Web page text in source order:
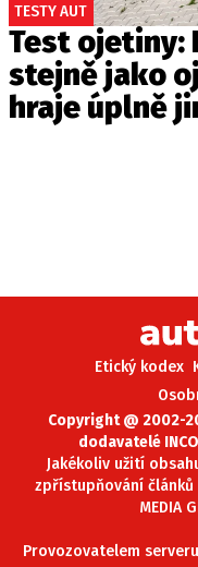
TESTY AUT
Test ojetiny:
stejně jako
hraje úplně
Etický kodex
Copyright @ 2002-
dodavatelé
Jakékoliv užití
zpřístupňování článků
MEDIA
Provozovatelem serveru